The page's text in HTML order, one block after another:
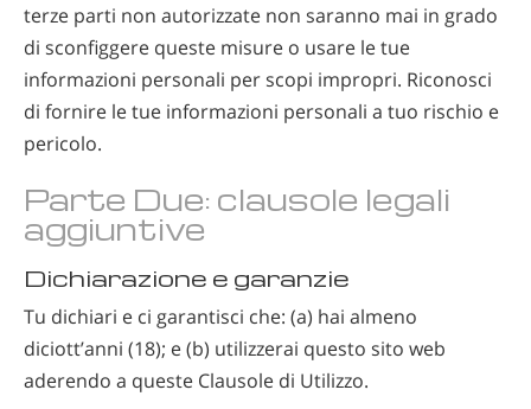
terze parti non autorizzate non saranno mai in grado
di sconfiggere queste misure o usare le tue
informazioni personali per scopi impropri. Riconosci
di fornire le tue informazioni personali a tuo rischio e
pericolo.
Parte Due: clausole legali
aggiuntive
Dichiarazione e garanzie
Tu dichiari e ci garantisci che: (a) hai almeno
diciott’anni (18); e (b) utilizzerai questo sito web
aderendo a queste Clausole di Utilizzo.